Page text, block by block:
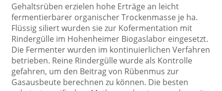
Gehaltsrüben erzielen hohe Erträge an leicht
fermentierbarer organischer Trockenmasse je ha.
Flüssig siliert wurden sie zur Kofermentation mit
Rindergülle im Hohenheimer Biogaslabor eingesetzt.
Die Fermenter wurden im kontinuierlichen Verfahren
betrieben. Reine Rindergülle wurde als Kontrolle
gefahren, um den Beitrag von Rübenmus zur
Gasausbeute berechnen zu können. Die besten